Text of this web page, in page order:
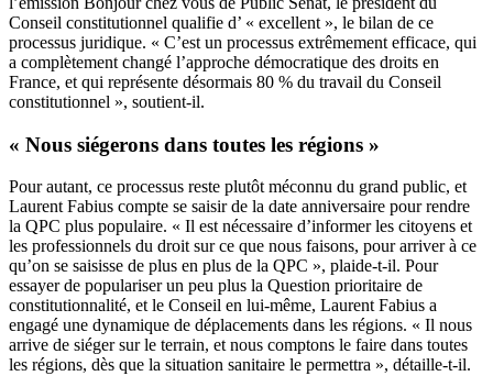
Conseil constitutionnel qualifie d’ « excellent », le bilan de ce
processus juridique. « C’est un processus extrêmement efficace, qui
a complètement changé l’approche démocratique des droits en
France, et qui représente désormais 80 % du travail du Conseil
constitutionnel », soutient-il.
« Nous siégerons dans toutes les régions »
Pour autant, ce processus reste plutôt méconnu du grand public, et
Laurent Fabius compte se saisir de la date anniversaire pour rendre
la QPC plus populaire. « Il est nécessaire d’informer les citoyens et
les professionnels du droit sur ce que nous faisons, pour arriver à ce
qu’on se saisisse de plus en plus de la QPC », plaide-t-il. Pour
essayer de populariser un peu plus la Question prioritaire de
constitutionnalité, et le Conseil en lui-même, Laurent Fabius a
engagé une dynamique de déplacements dans les régions. « Il nous
arrive de siéger sur le terrain, et nous comptons le faire dans toutes
les régions, dès que la situation sanitaire le permettra », détaille-t-il.